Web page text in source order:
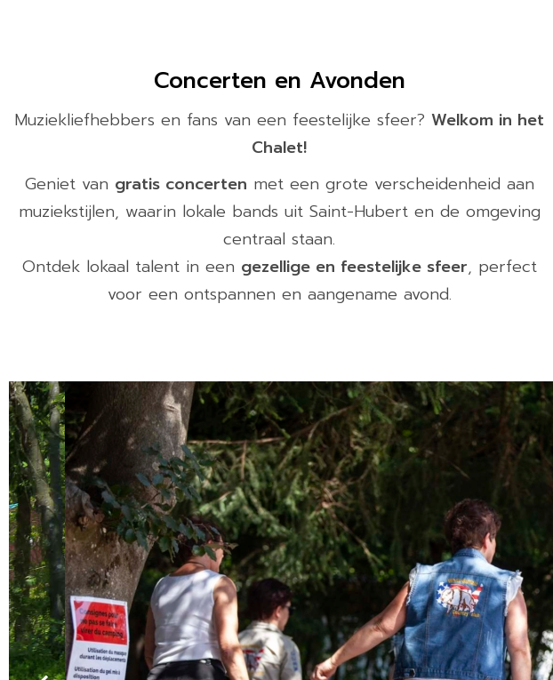
Concerten en Avonden
Muziekliefhebbers en fans van een feestelijke sfeer?Welkom in het
Chalet!
Geniet van gratis concerten met een grote verscheidenheid aan
muziekstijlen, waarin lokale bands uit Saint-Hubert en de omgeving
centraal staan.
Ontdek lokaal talent in een gezellige en feestelijke sfeer, perfect
voor een ontspannen en aangename avond.